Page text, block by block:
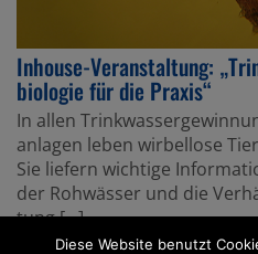
Inhouse-Veran­stal­tung:
bio­logie für die Praxis“
In allen
an­lagen leben wirbel­lose
Sie liefern wichtige
der Rohwässer und die
tung […]
28. November 2019
Diese Website benutzt